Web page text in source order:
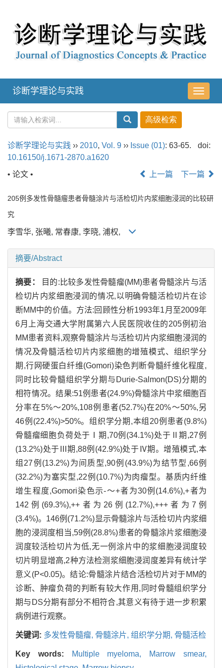
导
航
诊断学理论与实践
诊断学理论与实践 ›› 2010, Vol. 9 ›› Issue (01): 63-65.
doi:
10.16150/j.1671-2870.a1620
• 论文 •
上一篇 下一篇
205例多发性骨髓瘤患者骨髓涂片与活检切片内浆细胞浸润的比较研
究
李雪华, 张曦, 常春康, 李晓, 浦权,
摘要/Abstract
摘要：
目的:比较多发性骨髓瘤(MM)患者骨髓涂片与活
检切片内浆细胞浸润的情况,以明确骨髓活检切片在诊
断MM中的价值。方法:回顾性分析1993年1月至2009年
6月上海交通大学附属第六人民医院收住的205例初治
MM患者资料,观察骨髓涂片与活检切片内浆细胞浸润的
情况及骨髓活检切片内浆细胞的增殖模式、组织学分
期,行网硬蛋白纤维(Gomori)染色判断骨髓纤维化程度,
同时比较骨髓组织学分期与Durie-Salmon(DS)分期的
相符情况。结果:51例患者(24.9%)骨髓涂片中浆细胞百
分率在5%～20%,108例患者(52.7%)在20%～50%,另
46例(22.4%)>50%。组织学分期,本组20例患者(9.8%)
骨髓瘤细胞负荷处于Ⅰ期,70例(34.1%)处于Ⅱ期,27例
(13.2%)处于Ⅲ期,88例(42.9%)处于Ⅳ期。增殖模式,本
组27例(13.2%)为间质型,90例(43.9%)为结节型,66例
(32.2%)为塞实型,22例(10.7%)为肉瘤型。基质内纤维
增生程度,Gomori染色示-～+者为30例(14.6%),+者为
142例(69.3%),++者为26例(12.7%),+++者为7例
(3.4%)。146例(71.2%)显示骨髓涂片与活检切片内浆细
胞的浸润度相当,59例(28.8%)患者的骨髓涂片浆细胞浸
润度较活检切片为低,无一例涂片中的浆细胞浸润度较
切片明显增高,2种方法检测浆细胞浸润度差异有统计学
意义(P<0.05)。结论:骨髓涂片结合活检切片对于MM的
诊断、肿瘤负荷的判断有较大作用,同时骨髓组织学分
期与DS分期有部分不相符合,其意义有待于进一步积累
病例进行观察。
关键词: 多发性骨髓瘤, 骨髓涂片, 组织学分期, 骨髓活检
Key words: Multiple myeloma,
Marrow smear,